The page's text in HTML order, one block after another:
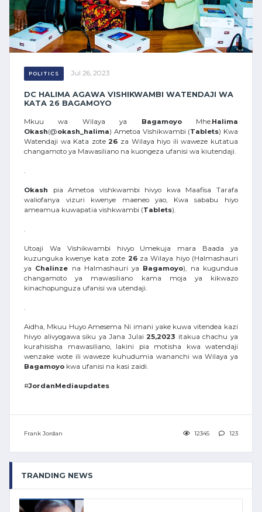
POLITICS Jul 26, 2023
DC HALIMA AGAWA VISHIKWAMBI WATENDAJI WA
KATA 26 BAGAMOYO
Mkuu wa Wilaya ya BagamoyoMhe.Halima
Okash(@okash_halima) Ametoa Vishikwambi (Tablets) Kwa
Watendaji wa Kata zote 26 za Wilaya hiyo ili waweze kutatua
changamoto ya Mawasiliano na kuongeza ufanisi wa kiutendaji.
.
Okash pia Ametoa vishkwambi hivyo kwa Maafisa Tarafa
waliofanya vizuri kwenye maeneo yao, Kwa sababu hiyo
ameamua kuwapatia vishkwambi (Tablets).
.
Utoaji Wa Vishikwambi hivyo Umekuja mara Baada ya
kuzunguka kwenye kata zote 26za Wilaya hiyo (Halmashauri
ya Chalinze na Halmashauri ya Bagamoyo), na kugundua
changamoto ya mawasiliano kama moja ya kikwazo
kinachopunguza ufanisi wa utendaji.
.
Aidha, Mkuu Huyo Amesema Ni imani yake kuwa vitendea kazi
hivyo alivyogawa siku ya Jana Julai 25,2023 itakua chachu ya
kurahisisha mawasiliano, lakini pia motisha kwa watendaji
wenzake wote ili waweze kuhudumia wananchi wa Wilaya ya
Bagamoyo kwa ufanisi na kasi zaidi.
#JordanMediaupdates
Frank Jordan 12345 123
TRANDING NEWS